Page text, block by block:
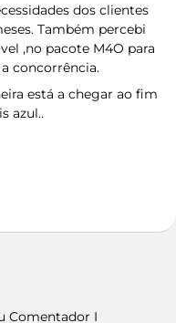
dos clientes
Também percebi
,no pacote M4O para
concorrência.
está a chegar ao fim
azul..
Comentador I